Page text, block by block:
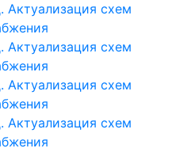
Актуализация схем
Актуализация схем
Актуализация схем
Актуализация схем